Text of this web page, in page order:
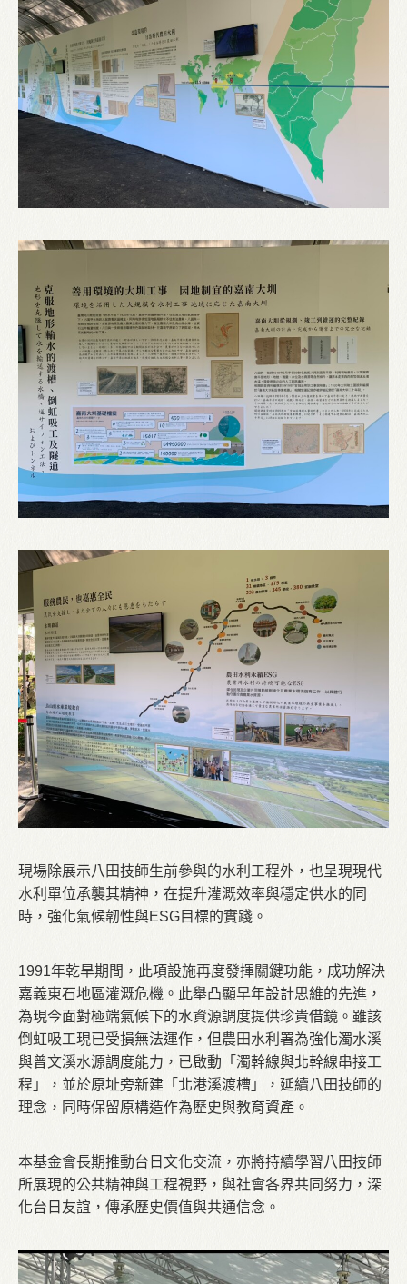
現場除展示八田技師生前參與的水利工程外，也呈現現代
水利單位承襲其精神，在提升灌溉效率與穩定供水的同
時，強化氣候韌性與ESG目標的實踐。
1991年乾旱期間，此項設施再度發揮關鍵功能，成功解決
嘉義東石地區灌溉危機。此舉凸顯早年設計思維的先進，
為現今面對極端氣候下的水資源調度提供珍貴借鏡。雖該
倒虹吸工現已受損無法運作，但農田水利署為強化濁水溪
與曾文溪水源調度能力，已啟動「濁幹線與北幹線串接工
程」，並於原址旁新建「北港溪渡槽」，延續八田技師的
理念，同時保留原構造作為歷史與教育資產。
本基金會長期推動台日文化交流，亦將持續學習八田技師
所展現的公共精神與工程視野，與社會各界共同努力，深
化台日友誼，傳承歷史價值與共通信念。